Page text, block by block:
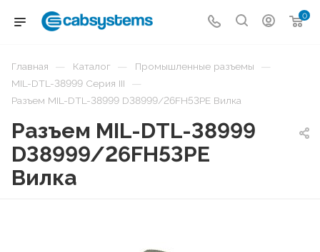
0
Главная — Каталог — Промышленные разъемы —
MIL-DTL-38999 Серия III —
Разъем MIL-DTL-38999 D38999/26FH53PE Вилка
Разъем MIL-DTL-38999
D38999/26FH53PE
Вилка